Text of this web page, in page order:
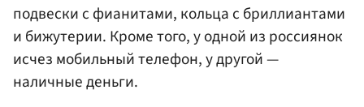
подвески с фианитами, кольца с бриллиантами
и бижутерии. Кроме того, у одной из россиянок
исчез мобильный телефон, у другой —
наличные деньги.